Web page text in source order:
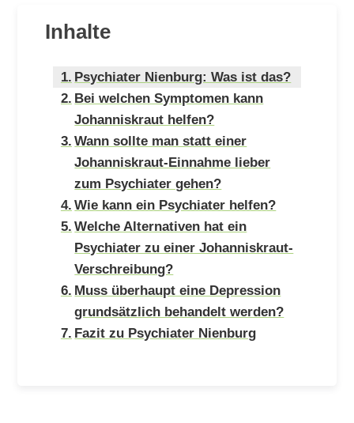
Inhalte
Psychiater Nienburg: Was ist das?
Bei welchen Symptomen kann
Johanniskraut helfen?
Wann sollte man statt einer
Johanniskraut-Einnahme lieber
zum Psychiater gehen?
Wie kann ein Psychiater helfen?
Welche Alternativen hat ein
Psychiater zu einer Johanniskraut-
Verschreibung?
Muss überhaupt eine Depression
grundsätzlich behandelt werden?
Fazit zu Psychiater Nienburg